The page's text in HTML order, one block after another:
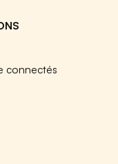
connectés